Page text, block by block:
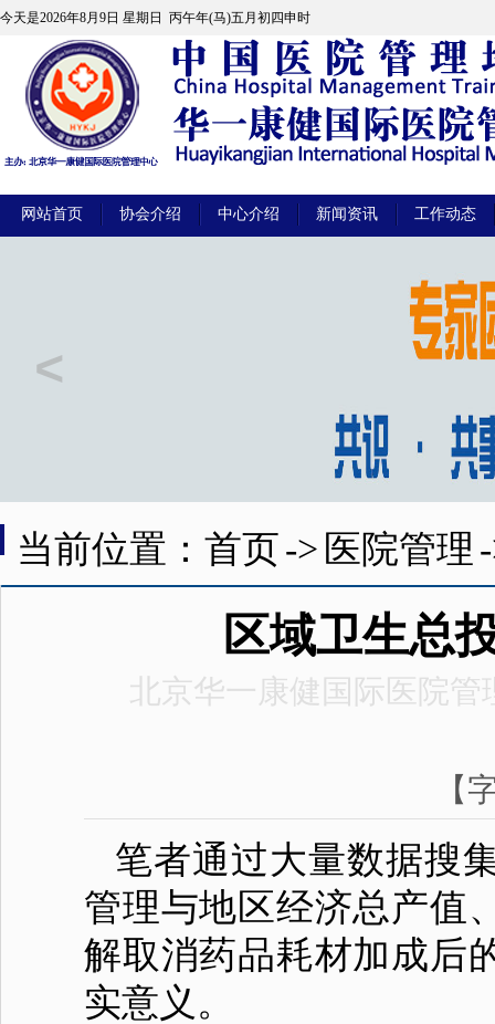
今天是2026年8月9日 星期日 丙午年(马)五月初四申时
网站首页 协会介绍 中心介绍 新闻资讯 工作动态
当前位置：首页-> 医院管理
区域卫生总
北京华一康健国际医院管
【
笔者通过大量数据搜
管理与地区经济总产值
解取消药品耗材加成后
实意义。